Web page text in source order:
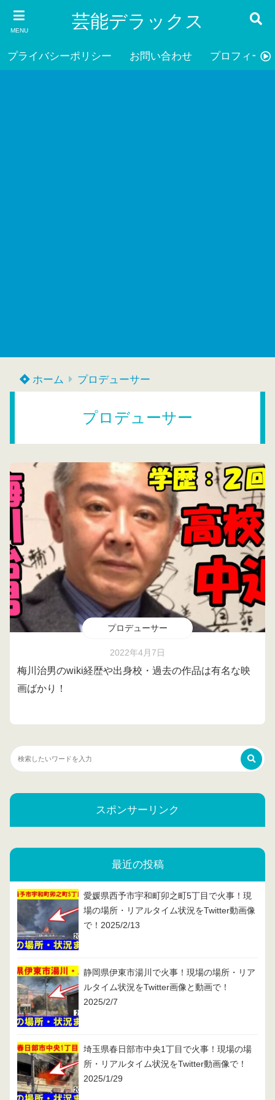
MENU 芸能デラックス
プライバシーポリシー お問い合わせ プロフィール
ホーム プロデューサー
プロデューサー
プロデューサー
2022年4月7日
梅川治男のwiki経歴や出身校・過去の作品は有名な映
画ばかり！
スポンサーリンク
最近の投稿
愛媛県西予市宇和町卯之町5丁目で火事！現
場の場所・リアルタイム状況をTwitter動画像
で！2025/2/13
静岡県伊東市湯川で火事！現場の場所・リア
ルタイム状況をTwitter画像と動画で！
2025/2/7
埼玉県春日部市中央1丁目で火事！現場の場
所・リアルタイム状況をTwitter動画像で！
2025/1/29